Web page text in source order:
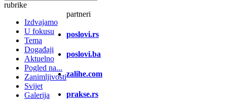
rubrike
Izdvajamo
U fokusu
Tema
Događaji
Aktuelno
Pogled na...
Zanimljivosti
Svijet
Galerija
partneri
poslovi.rs
poslovi.ba
zalihe.com
prakse.rs